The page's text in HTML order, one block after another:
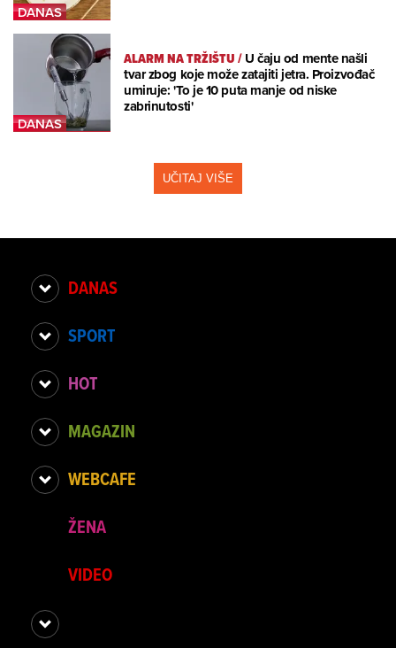
ALARM NA TRŽIŠTU/U čaju od mente našli
tvar zbog koje može zatajiti jetra. Proizvođač
umiruje: 'To je 10 puta manje od niske
zabrinutosti'
UČITAJ VIŠE
DANAS
SPORT
HOT
MAGAZIN
WEBCAFE
ŽENA
VIDEO